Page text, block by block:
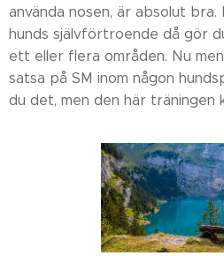
använda nosen, är absolut bra.
hunds självförtroende då gör
ett eller flera områden. Nu
satsa på SM inom någon
du det, men den här träningen